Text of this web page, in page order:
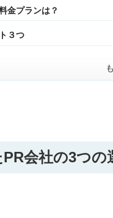
金プランは？
３つ
会社の3つ